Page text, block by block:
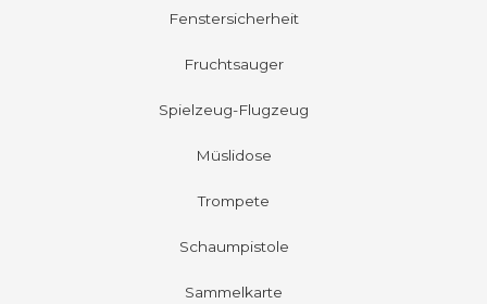
Fenstersicherheit
Fruchtsauger
Spielzeug-Flugzeug
Müslidose
Trompete
Schaumpistole
Sammelkarte